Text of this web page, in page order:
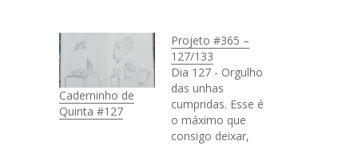
Caderninho de
Quinta #127
Projeto #365 –
127/133
Dia 127 - Orgulho
das unhas
cumpridas. Esse é
o máximo que
consigo deixar,